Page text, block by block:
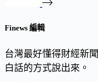
Finews 編輯
台灣最好懂得財經新
白話的方式說出來。